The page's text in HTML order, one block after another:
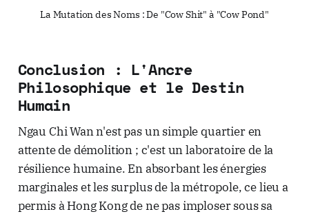
La Mutation des Noms : De "Cow Shit" à "Cow Pond"
Conclusion : L'Ancre
Philosophique et le Destin
Humain
Ngau Chi Wan n'est pas un simple quartier en
attente de démolition ; c'est un laboratoire de la
résilience humaine. En absorbant les énergies
marginales et les surplus de la métropole, ce lieu a
permis à Hong Kong de ne pas imploser sous sa